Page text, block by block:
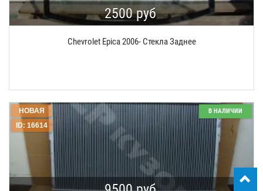
Chevrolet Epica 2006- Стекла Заднее
2500 руб
ID: 16614
НОВАЯ В НАЛИЧИИ